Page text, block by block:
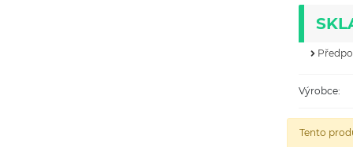
Výrobce:
Tento